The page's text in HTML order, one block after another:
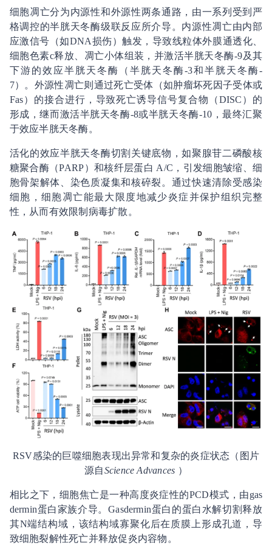
细胞凋亡分为内源性和外源性两条通路，由一系列受到严
格调控的半胱天冬酶级联反应所介导。内源性凋亡由内部
应激信号（如DNA损伤）触发，导致线粒体外膜通透化、
细胞色素c释放、凋亡小体组装，并激活半胱天冬酶-9及其
下游的效应半胱天冬酶（半胱天冬酶-3和半胱天冬酶-
7）。外源性凋亡则通过死亡受体（如肿瘤坏死因子受体或
Fas）的接合进行，导致死亡诱导信号复合物（DISC）的
形成，继而激活半胱天冬酶-8或半胱天冬酶-10，最终汇聚
于效应半胱天冬酶。
活化的效应半胱天冬酶切割关键底物，如聚腺苷二磷酸核
糖聚合酶（PARP）和核纤层蛋白 A/C，引发细胞皱缩、细
胞骨架解体、染色质凝集和核碎裂。通过快速清除受感染
细胞，细胞凋亡能最大限度地减少炎症并保护组织完整
性，从而有效限制病毒扩散。
RSV感染的巨噬细胞表现出异常和复杂的炎症状态（图片
源自Science Advances ）
相比之下，细胞焦亡是一种高度炎症性的PCD模式，由gas
dermin蛋白家族介导。Gasdermin蛋白的蛋白水解切割释放
其N端结构域，该结构域寡聚化后在质膜上形成孔道，导
致细胞裂解性死亡并释放促炎内容物。